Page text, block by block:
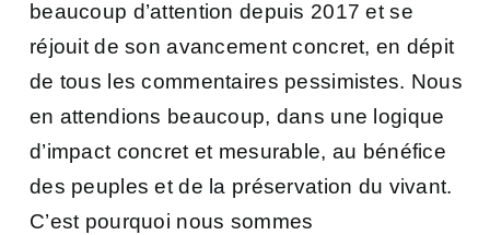
beaucoup d’attention depuis 2017 et se
réjouit de son avancement concret, en dépit
de tous les commentaires pessimistes. Nous
en attendions beaucoup, dans une logique
d’impact concret et mesurable, au bénéfice
des peuples et de la préservation du vivant.
C’est pourquoi nous sommes